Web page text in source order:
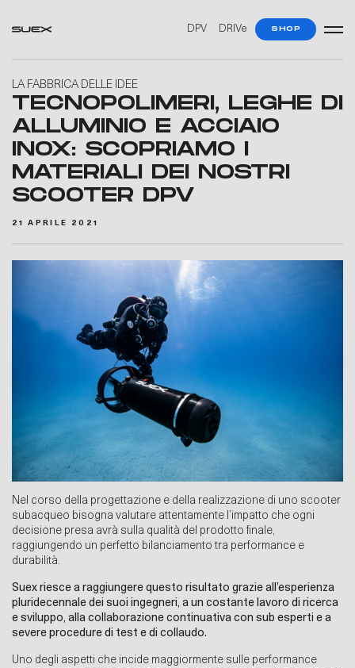
DPV DRIVe SHOP
LA FABBRICA DELLE IDEE
TECNOPOLIMERI, LEGHE DI
ALLUMINIO E ACCIAIO
INOX: SCOPRIAMO I
MATERIALI DEI NOSTRI
SCOOTER DPV
21 APRILE 2021
Nel corso della progettazione e della realizzazione di uno scooter
subacqueo bisogna valutare attentamente l’impatto che ogni
decisione presa avrà sulla qualità del prodotto finale,
raggiungendo un perfetto bilanciamento tra performance e
durabilità.
Suex riesce a raggiungere questo risultato grazie all’esperienza
pluridecennale dei suoi ingegneri, a un costante lavoro di ricerca
e sviluppo, alla collaborazione continuativa con sub esperti e a
severe procedure di test e di collaudo.
Uno degli aspetti che incide maggiormente sulle performance